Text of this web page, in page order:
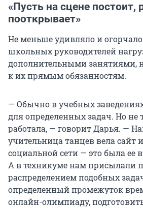
«Пусть на сцене постоит,
пооткрывает»
Не меньше удивляло и
школьных руководителей
дополнительными занятиями,
к их прямым обязанностям.
— Обычно в учебных
для определенных задач. Но не
работала, — говорит Дарья. —
учительница танцев вела сайт
социальной сети — это была ее
А в техникуме нам присылали
распределением подобных
определенный промежуток
онлайн-олимпиаду,